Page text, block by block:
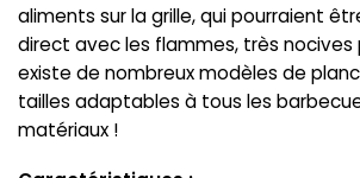
aliments sur la grille, qui pourraient
direct avec les flammes, très nocives
existe de nombreux modèles de
tailles adaptables à tous les
matériaux !